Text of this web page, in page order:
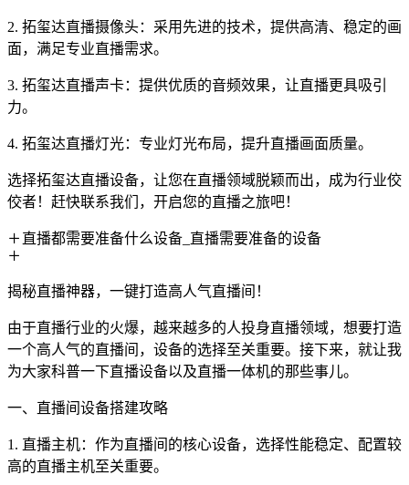
2. 拓玺达直播摄像头：采用先进的技术，提供高清、稳定的画
面，满足专业直播需求。
3. 拓玺达直播声卡：提供优质的音频效果，让直播更具吸引
力。
4. 拓玺达直播灯光：专业灯光布局，提升直播画面质量。
选择拓玺达直播设备，让您在直播领域脱颖而出，成为行业佼
佼者！赶快联系我们，开启您的直播之旅吧！
直播都需要准备什么设备_直播需要准备的设备
揭秘直播神器，一键打造高人气直播间！
由于直播行业的火爆，越来越多的人投身直播领域，想要打造
一个高人气的直播间，设备的选择至关重要。接下来，就让我
为大家科普一下直播设备以及直播一体机的那些事儿。
一、直播间设备搭建攻略
1. 直播主机：作为直播间的核心设备，选择性能稳定、配置较
高的直播主机至关重要。